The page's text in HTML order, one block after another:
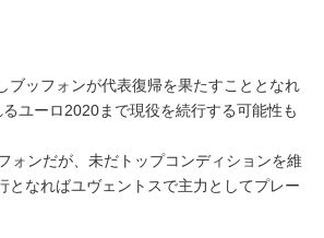
ッフォンが代表復帰を果たすこととなれ
ユーロ2020まで現役を続行する可能性も
ォンだが、未だトップコンディションを維
となればユヴェントスで主力としてプレー